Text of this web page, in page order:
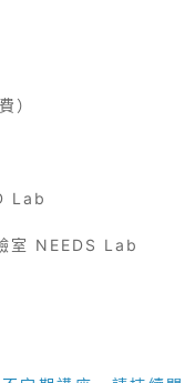
）
Lab
室 NEEDS Lab